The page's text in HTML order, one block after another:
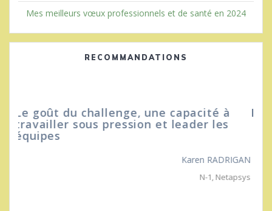
Mes meilleurs vœux professionnels et de santé en 2024
RECOMMANDATIONS
Il m’a appris à toujours aller de l’avant…